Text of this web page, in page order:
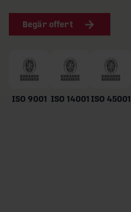
Begär offert
ISO 9001 ISO 14001 ISO 45001